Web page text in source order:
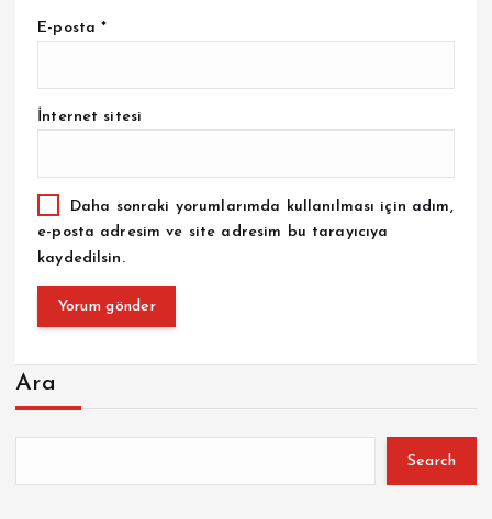
E-posta*
İnternet sitesi
Daha sonraki yorumlarımda kullanılması için adım,
e-posta adresim ve site adresim bu tarayıcıya
kaydedilsin.
Ara
Search